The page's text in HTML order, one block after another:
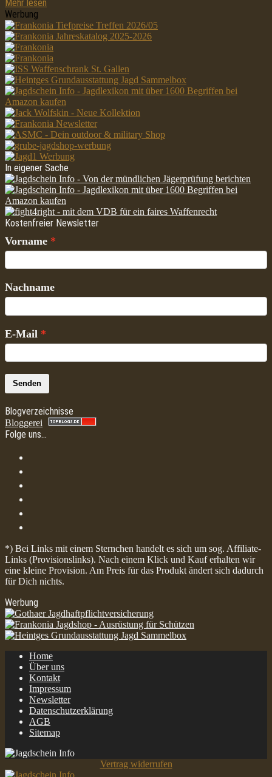
Mehr lesen
Werbung
In eigener Sache
Kostenfreier Newsletter
Vorname
Nachname
E-Mail
Senden
Blogverzeichnisse
Bloggerei
Folge uns…
*) Bei Links mit einem Sternchen handelt es sich um sog. Affiliate-
Links (Provisionslinks). Nach einem Klick und Kauf erhalten wir
eine kleine Provision. Am Preis für das Produkt ändert sich dadurch
für Dich nichts.
Werbung
Home
Über uns
Kontakt
Impressum
Newsletter
Datenschutzerklärung
AGB
Sitemap
Vertrag widerrufen